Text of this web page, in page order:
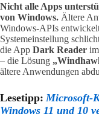
Nicht alle Apps
von Windows. Ältere
Windows-APIs
Systemeinstellung
die App Dark Reader
– die Lösung
ältere Anwendungen
Lesetipp: Microsoft-
Windows 11 und 10